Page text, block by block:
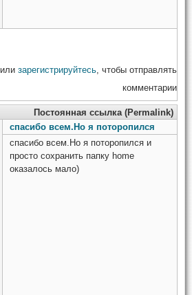
или зарегистрируйтесь , чтобы отправлять
комментарии
Постоянная ссылка (Permalink)
спасибо всем.Но я поторопился
спасибо всем.Но я поторопился и
просто сохранить папку home
оказалось мало)